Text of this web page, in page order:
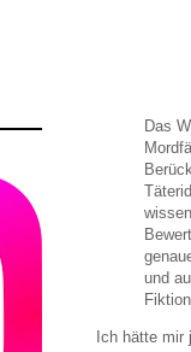
Das
und
Ich hätte